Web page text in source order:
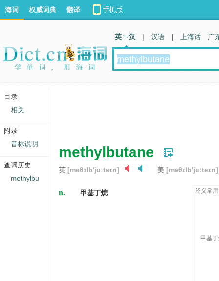
methylbutane
英 [meθɪlb'juːteɪn] 美 [meθɪlb'juːteɪn]
n. 甲基丁烷 释义常
甲基
海词 权威词典 翻译
英 汉 | 汉语 | 上海话 广
目录
相关
附录
音标说明
查词历史
methylbu